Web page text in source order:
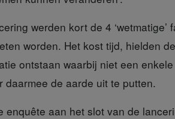
werden kort de 4
worden. Het kost tijd, hielden
ontstaan waarbij niet een
de aarde uit te putten.
enquête aan het slot van de